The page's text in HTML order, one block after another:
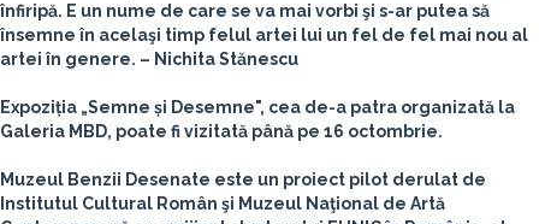
înfiripă. E un nume de care se va mai vorbi şi s-ar putea să
însemne în acelaşi timp felul artei lui un fel de fel mai nou al
artei în genere. – Nichita Stănescu
Expoziția „Semne și Desemne", cea de-a patra organizată la
Galeria MBD, poate fi vizitată până pe 16 octombrie.
Muzeul Benzii Desenate este un proiect pilot derulat de
Institutul Cultural Român şi Muzeul Naţional de Artă